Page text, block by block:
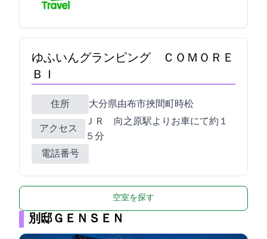
ゆふいんグランピング ＣＯＭＯＲＥ
ＢＩ
住所 大分県由布市挾間町時松105
アクセス
ＪＲ 向之原駅よりお車にて約１
５分
電話番号
空室を探す
別邸ＧＥＮＳＥＮ